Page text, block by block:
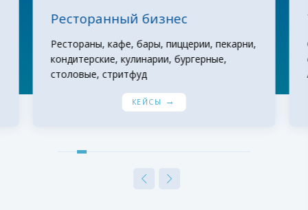
Ресторанный бизнес
Рестораны, кафе, бары, пиццерии, пекарни,
кондитерские, кулинарии, бургерные,
столовые, стритфуд
КЕЙСЫ →